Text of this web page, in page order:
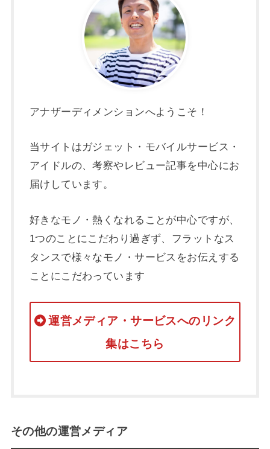
アナザーディメンションへようこそ！
当サイトはガジェット・モバイルサービス・
アイドルの、考察やレビュー記事を中心にお
届けしています。
好きなモノ・熱くなれることが中心ですが、
1つのことにこだわり過ぎず、フラットなス
タンスで様々なモノ・サービスをお伝えする
ことにこだわっています
運営メディア・サービスへのリンク
集はこちら
その他の運営メディア